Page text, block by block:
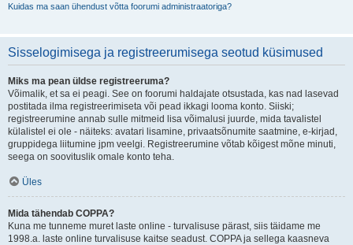
Kuidas ma saan ühendust võtta foorumi administraatoriga?
Sisselogimisega ja registreerumisega seotud küsimused
Miks ma pean üldse registreeruma?
Võimalik, et sa ei peagi. See on foorumi haldajate otsustada, kas nad lasevad
postitada ilma registreerimiseta või pead ikkagi looma konto. Siiski;
registreerumine annab sulle mitmeid lisa võimalusi juurde, mida tavalistel
külalistel ei ole - näiteks: avatari lisamine, privaatsõnumite saatmine, e-kirjad,
gruppidega liitumine jpm veelgi. Registreerumine võtab kõigest mõne minuti,
seega on soovituslik omale konto teha.
Üles
Mida tähendab COPPA?
Kuna me tunneme muret laste online - turvalisuse pärast, siis täidame me
1998.a. laste online turvalisuse kaitse seadust. COPPA ja sellega kaasneva